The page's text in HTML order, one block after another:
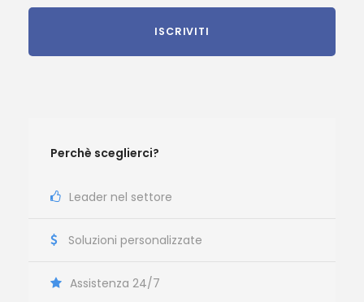
Perchè sceglierci?
Leader nel settore
Soluzioni personalizzate
Assistenza 24/7